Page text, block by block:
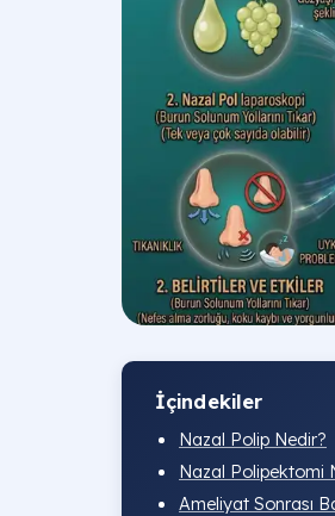
İçindekiler
Nazal Polip Nedir?
Nazal Polipektomi
Ameliyat Sonrası